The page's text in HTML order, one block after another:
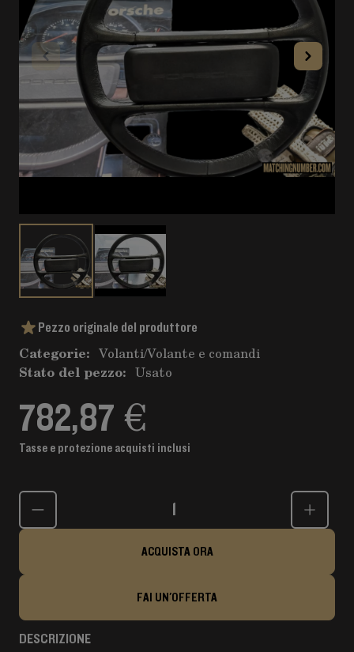
Pezzo originale del produttore
Categorie: Volanti/Volante e comandi
Stato del pezzo: Usato
782,87 €
Tasse e protezione acquisti inclusi
Quantità
ACQUISTA ORA
FAI UN'OFFERTA
DESCRIZIONE